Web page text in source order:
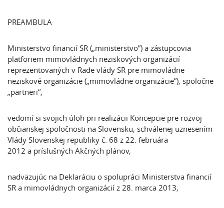
PREAMBULA
Ministerstvo financií SR („ministerstvo”) a zástupcovia
platforiem mimovládnych neziskových organizácií
reprezentovaných v Rade vlády SR pre mimovládne
neziskové organizácie („mimovládne organizácie”), spoločne
„partneri“,
vedomí si svojich úloh pri realizácii Koncepcie pre rozvoj
občianskej spoločnosti na Slovensku, schválenej uznesením
Vlády Slovenskej republiky č. 68 z 22. februára
2012 a príslušných Akčných plánov,
nadväzujúc na Deklaráciu o spolupráci Ministerstva financií
SR a mimovládnych organizácií z 28. marca 2013,